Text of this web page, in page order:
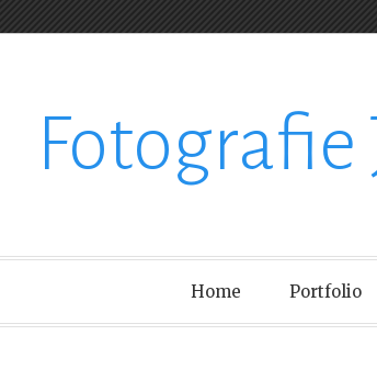
Home Portfolio